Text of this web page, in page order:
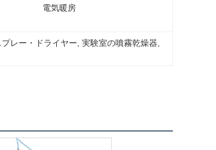
電気暖房
レー・ドライヤー , 実験室の噴霧乾燥器